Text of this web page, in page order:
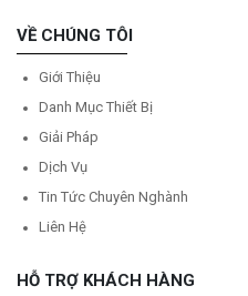
VỀ CHÚNG TÔI
Giới Thiệu
Danh Mục Thiết Bị
Giải Pháp
Dịch Vụ
Tin Tức Chuyên Nghành
Liên Hệ
HỖ TRỢ KHÁCH HÀNG